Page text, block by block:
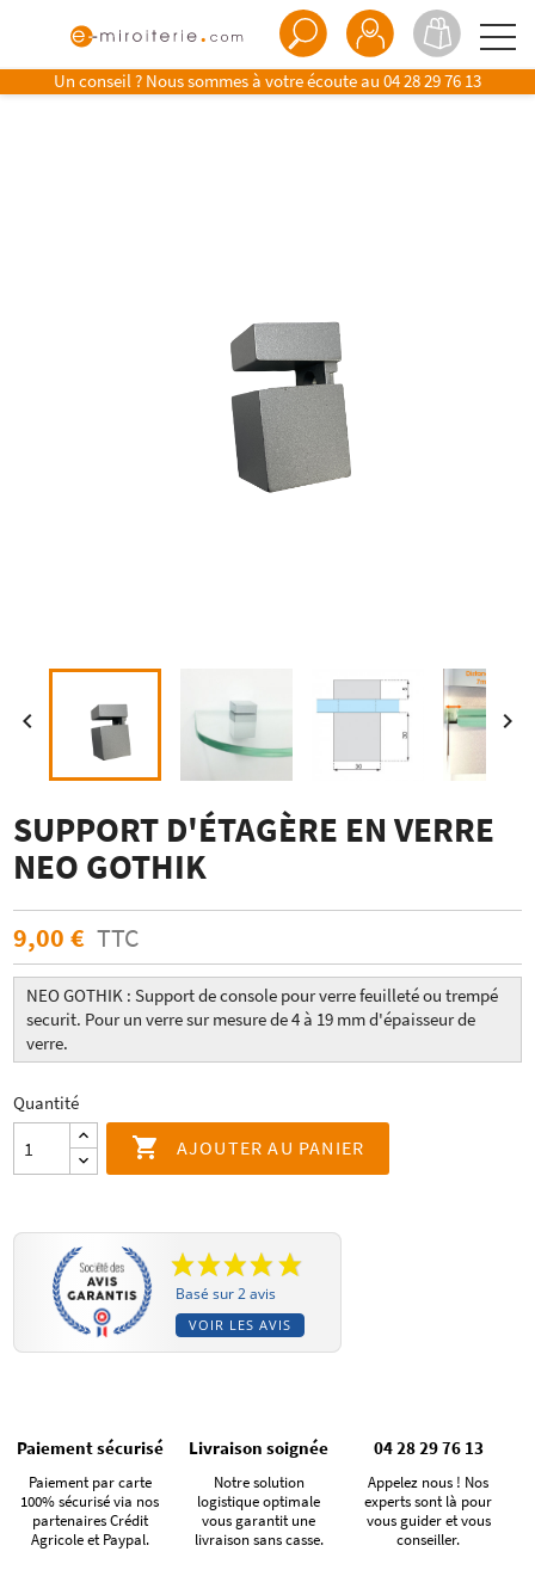
Un conseil ? Nous sommes à votre écoute au 04 28 29 76 13
 
SUPPORT D'ÉTAGÈRE EN VERRE
NEO GOTHIK
9,00 € TTC
NEO GOTHIK : Support de console pour verre feuilleté ou trempé
securit. Pour un verre sur mesure de 4 à 19 mm d'épaisseur de
verre.
Quantité
 AJOUTER AU PANIER
Basé sur 2 avis
VOIR LES AVIS
Paiement sécurisé
Paiement par carte
100% sécurisé via nos
partenaires Crédit
Agricole et Paypal.
Livraison soignée
Notre solution
logistique optimale
vous garantit une
livraison sans casse.
04 28 29 76 13
Appelez nous ! Nos
experts sont là pour
vous guider et vous
conseiller.